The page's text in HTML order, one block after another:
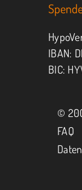
IBAN:
BIC:
©
FAQ